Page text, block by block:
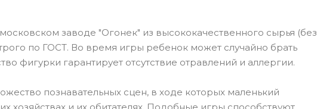
заводе "Огонек" из высококачественного сырья (без
по ГОСТ. Во время игры ребенок может случайно брать
фигурки гарантирует отсутствие отравлений и аллергии.
познавательных сцен, в ходе которых маленький